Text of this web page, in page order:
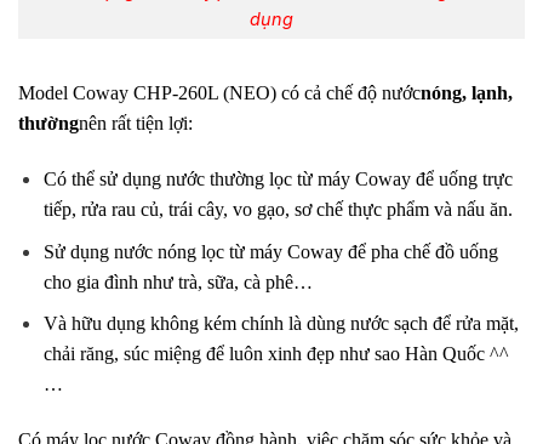
dụng
Model Coway CHP-260L (NEO) có cả chế độ nướcnóng, lạnh,
thườngnên rất tiện lợi:
Có thể sử dụng nước thường lọc từ máy Coway để uống trực
tiếp, rửa rau củ, trái cây, vo gạo, sơ chế thực phẩm và nấu ăn.
Sử dụng nước nóng lọc từ máy Coway để pha chế đồ uống
cho gia đình như trà, sữa, cà phê…
Và hữu dụng không kém chính là dùng nước sạch để rửa mặt,
chải răng, súc miệng để luôn xinh đẹp như sao Hàn Quốc ^^
…